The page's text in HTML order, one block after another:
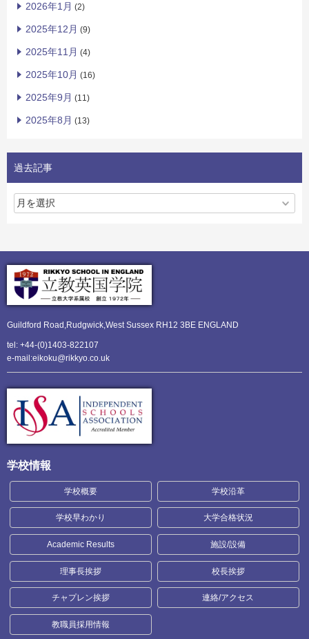
2026年1月 (2)
2025年12月 (9)
2025年11月 (4)
2025年10月 (16)
2025年9月 (11)
2025年8月 (13)
過去記事
Guildford Road,Rudgwick,West Sussex RH12 3BE ENGLAND
tel: +44-(0)1403-822107
e-mail:eikoku@rikkyo.co.uk
学校情報
学校概要 学校沿革
学校早わかり 大学合格状況
Academic Results 施設/設備
理事長挨拶 校長挨拶
チャプレン挨拶 連絡/アクセス
教職員採用情報